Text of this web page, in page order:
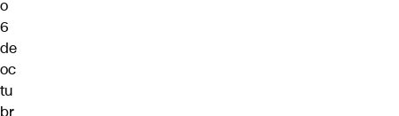
o
6
de
oc
tu